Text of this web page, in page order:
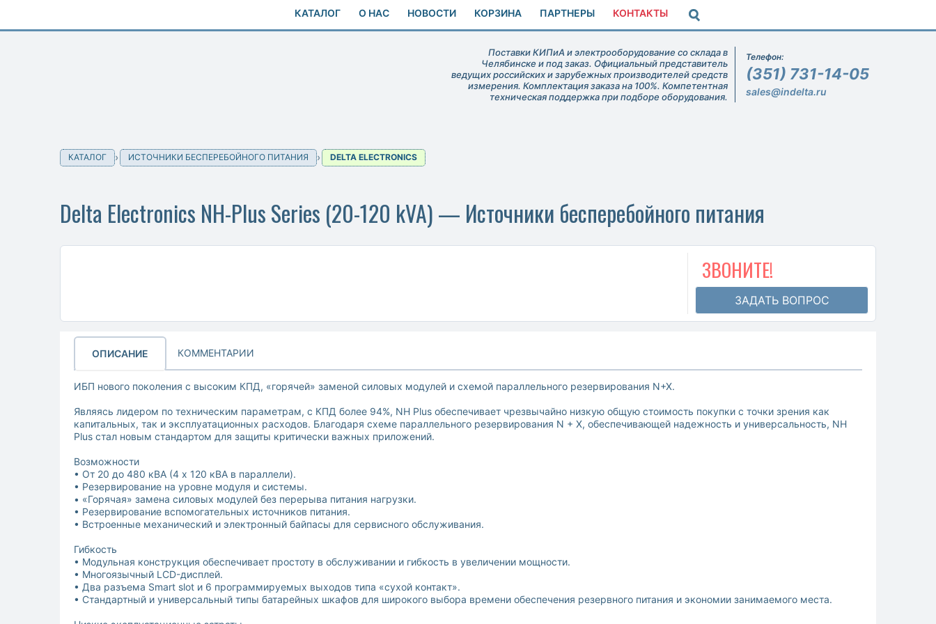
КАТАЛОГ О НАС НОВОСТИ КОРЗИНА ПАРТНЕРЫ КОНТАКТЫ
Поставки КИПиА и электрооборудование со склада в
Челябинске и под заказ. Официальный представитель
ведущих российских и зарубежных производителей средств
измерения. Комплектация заказа на 100%. Компетентная
техническая поддержка при подборе оборудования.
Телефон:
(351) 731-14-05
sales@indelta.ru
КАТАЛОГ ИСТОЧНИКИ БЕСПЕРЕБОЙНОГО ПИТАНИЯ DELTA ELECTRONICS
Delta Electronics NH-Plus Series (20-120 kVA) — Источники бесперебойного питания
ЗВОНИТЕ!
ЗАДАТЬ ВОПРОС
ОПИСАНИЕ КОММЕНТАРИИ
ИБП нового поколения с высоким КПД, «горячей» заменой силовых модулей и схемой параллельного резервирования N+X.
Являясь лидером по техническим параметрам, с КПД более 94%, NH Plus обеспечивает чрезвычайно низкую общую стоимость покупки с точки зрения как
капитальных, так и эксплуатационных расходов. Благодаря схеме параллельного резервирования N + X, обеспечивающей надежность и универсальность, NH
Plus стал новым стандартом для защиты критически важных приложений.
Возможности
• От 20 до 480 кВА (4 х 120 кВА в параллели).
• Резервирование на уровне модуля и системы.
• «Горячая» замена силовых модулей без перерыва питания нагрузки.
• Резервирование вспомогательных источников питания.
• Встроенные механический и электронный байпасы для сервисного обслуживания.
Гибкость
• Модульная конструкция обеспечивает простоту в обслуживании и гибкость в увеличении мощности.
• Многоязычный LCD-дисплей.
• Два разъема Smart slot и 6 программируемых выходов типа «сухой контакт».
• Стандартный и универсальный типы батарейных шкафов для широкого выбора времени обеспечения резервного питания и экономии занимаемого места.